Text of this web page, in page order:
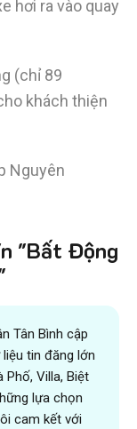
hơi ra vào quay
(chỉ 89
khách thiện
Nguyên
nhanh hơn
đắc lực của
Tìm Mua
"Bất Động
Tân Bình cập
tin đăng lớn
Phố, Villa, Biệt
lựa chọn
cam kết với